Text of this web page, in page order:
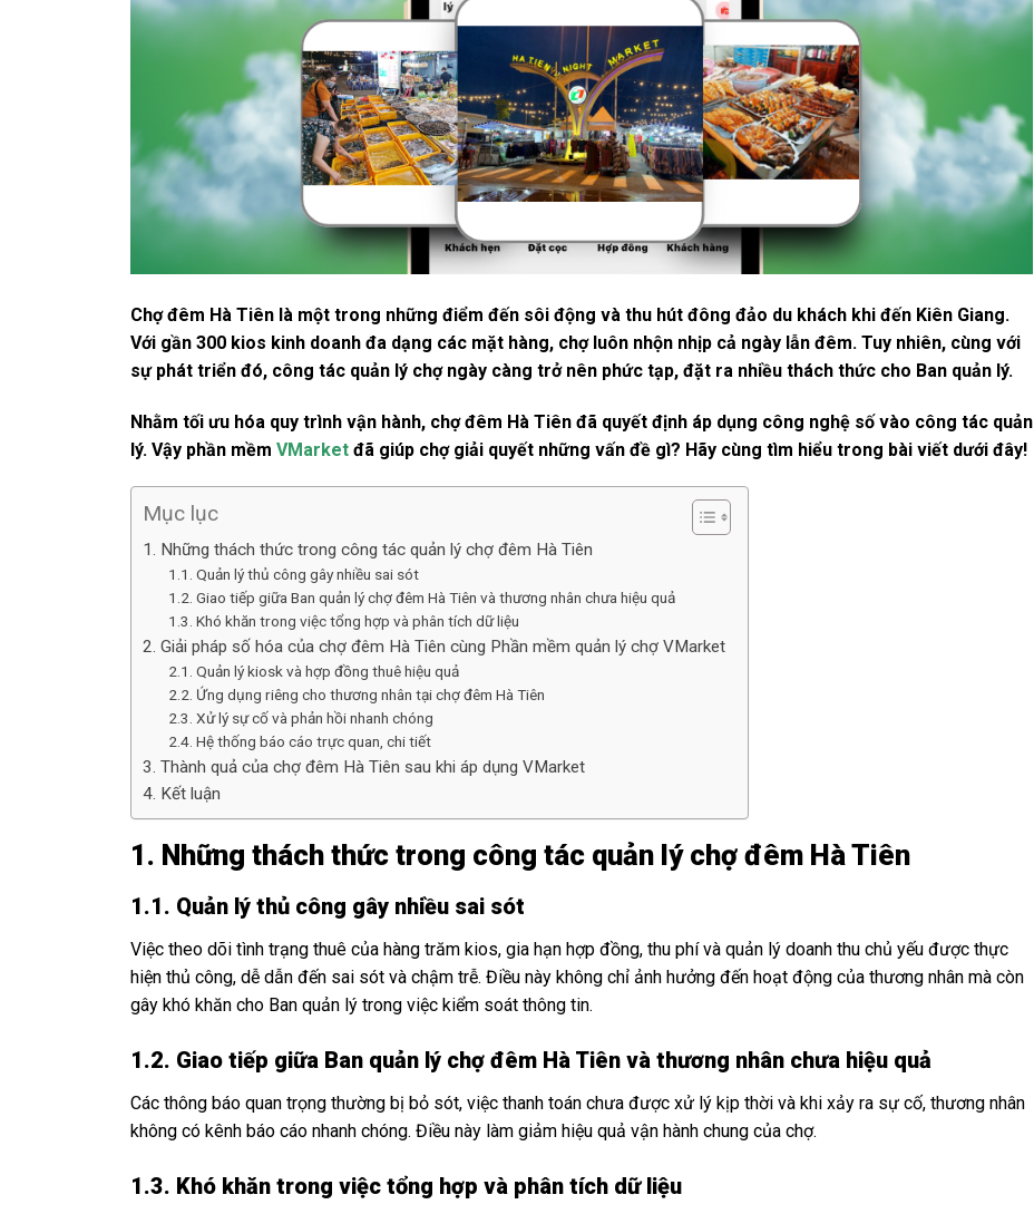
Chợ đêm Hà Tiên là một trong những điểm đến sôi động và thu hút đông đảo du khách khi đến Kiên Giang.
Với gần 300 kios kinh doanh đa dạng các mặt hàng, chợ luôn nhộn nhịp cả ngày lẫn đêm. Tuy nhiên, cùng với
sự phát triển đó, công tác quản lý chợ ngày càng trở nên phức tạp, đặt ra nhiều thách thức cho Ban quản lý.
Nhằm tối ưu hóa quy trình vận hành, chợ đêm Hà Tiên đã quyết định áp dụng công nghệ số vào công tác quản
lý. Vậy phần mềm VMarket đã giúp chợ giải quyết những vấn đề gì? Hãy cùng tìm hiểu trong bài viết dưới đây!
Mục lục
1. Những thách thức trong công tác quản lý chợ đêm Hà Tiên
1.1. Quản lý thủ công gây nhiều sai sót
1.2. Giao tiếp giữa Ban quản lý chợ đêm Hà Tiên và thương nhân chưa hiệu quả
1.3. Khó khăn trong việc tổng hợp và phân tích dữ liệu
2. Giải pháp số hóa của chợ đêm Hà Tiên cùng Phần mềm quản lý chợ VMarket
2.1. Quản lý kiosk và hợp đồng thuê hiệu quả
2.2. Ứng dụng riêng cho thương nhân tại chợ đêm Hà Tiên
2.3. Xử lý sự cố và phản hồi nhanh chóng
2.4. Hệ thống báo cáo trực quan, chi tiết
3. Thành quả của chợ đêm Hà Tiên sau khi áp dụng VMarket
4. Kết luận
1. Những thách thức trong công tác quản lý chợ đêm Hà Tiên
1.1. Quản lý thủ công gây nhiều sai sót
Việc theo dõi tình trạng thuê của hàng trăm kios, gia hạn hợp đồng, thu phí và quản lý doanh thu chủ yếu được thực
hiện thủ công, dễ dẫn đến sai sót và chậm trễ. Điều này không chỉ ảnh hưởng đến hoạt động của thương nhân mà còn
gây khó khăn cho Ban quản lý trong việc kiểm soát thông tin.
1.2. Giao tiếp giữa Ban quản lý chợ đêm Hà Tiên và thương nhân chưa hiệu quả
Các thông báo quan trọng thường bị bỏ sót, việc thanh toán chưa được xử lý kịp thời và khi xảy ra sự cố, thương nhân
không có kênh báo cáo nhanh chóng. Điều này làm giảm hiệu quả vận hành chung của chợ.
1.3. Khó khăn trong việc tổng hợp và phân tích dữ liệu